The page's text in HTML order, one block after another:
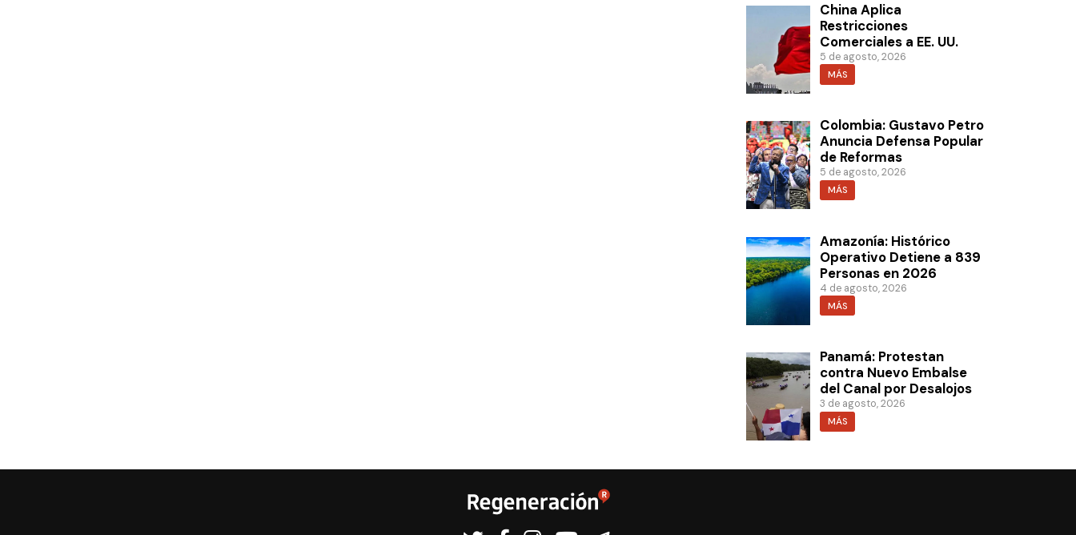
China Aplica
Restricciones
Comerciales a EE. UU.
5 de agosto, 2026
MÁS
Colombia: Gustavo Petro
Anuncia Defensa Popular
de Reformas
5 de agosto, 2026
MÁS
Amazonía: Histórico
Operativo Detiene a 839
Personas en 2026
4 de agosto, 2026
MÁS
Panamá: Protestan
contra Nuevo Embalse
del Canal por Desalojos
3 de agosto, 2026
MÁS